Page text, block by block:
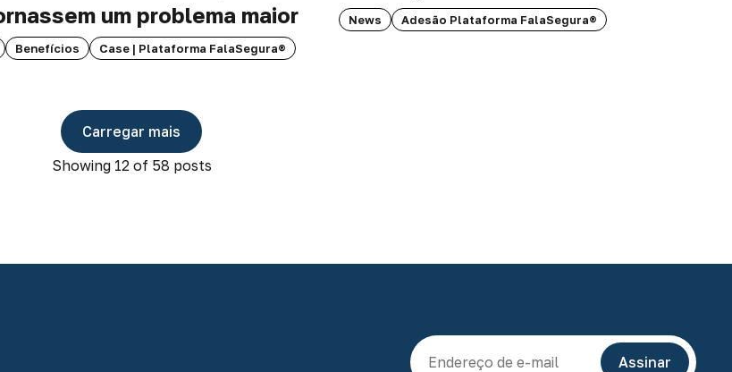
um problema maior
Benefícios Case | Plataforma FalaSegura®
News Adesão Plataforma FalaSegura®
Carregar mais
Showing 12of 58 posts
E-mail Assinar